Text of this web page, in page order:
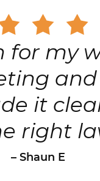
for my
it
right
– Shaun E